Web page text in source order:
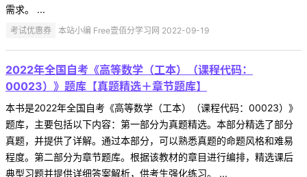
需求。 ...
考试优惠券 本站小编 Free壹佰分学习网 2022-09-19
2022年全国自考《高等数学（工本）（课程代码：
00023）》题库【真题精选＋章节题库】
本书是2022年全国自考《高等数学（工本）（课程代码：00023）》
题库，主要包括以下内容：第一部分为真题精选。本部分精选了部分
真题，并提供了详解。通过本部分，可以熟悉真题的命题风格和难易
程度。第二部分为章节题库。根据该教材的章目进行编排，精选课后
典型习题并提供详细答案解析，供考生强化练习。 ...